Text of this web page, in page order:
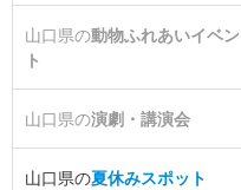
山口県の動物ふれあいイベン
ト
山口県の演劇・講演会
山口県の夏休みスポット